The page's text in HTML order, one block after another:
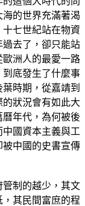
的世界充滿著渴
七世紀站在物資
去了，卻只能站
洲人的最愛一路
底發生了什麼事
時期，從嘉靖到
狀況會有如此大
年代，為何被後
國資本主義與工
被中國的史書宣傳
制的越少，其文
其民間富庶的程